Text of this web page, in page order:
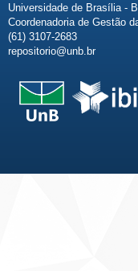
Universidade de Brasília -
Coordenadoria de Gestão
(61) 3107-2683
repositorio@unb.br